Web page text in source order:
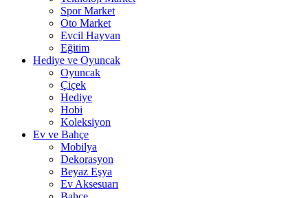
Spor Market
Oto Market
Evcil Hayvan
Eğitim
Hediye ve Oyuncak
Oyuncak
Çiçek
Hediye
Hobi
Koleksiyon
Ev ve Bahçe
Mobilya
Dekorasyon
Beyaz Eşya
Ev Aksesuarı